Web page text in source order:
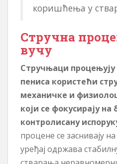
коришћења у
Стручна
вучу
Стручњаци процењују
пениса користећи
механичке и
који се фокусирају на
контролисану
процене се заснивају
уређај одржава